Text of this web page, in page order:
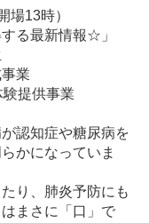
13時）
る最新情報☆」
業
提供事業
認知症や糖尿病を
かになっていま
り、肺炎予防にも
まさに「口」で